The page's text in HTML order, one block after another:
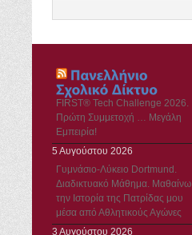
FIRST® Tech Challenge 2026.
Πρώτη Συμμετοχή … Μεγάλη
Εμπειρία!
5 Αυγούστου 2026
Γυμνάσιο-Λύκειο Dortmund.
Διαδικτυακό Μάθημα. Μαθαίνω
την Ιστορία της Πατρίδας μου
μέσα από Αθλητικούς Αγώνες
3 Αυγούστου 2026